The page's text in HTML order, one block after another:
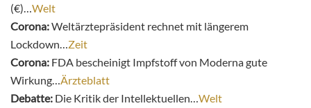
(€)… Welt
Corona:Weltärztepräsident rechnet mit längerem
Lockdown… Zeit
Corona: FDA bescheinigt Impfstoff von Moderna gute
Wirkung… Ärzteblatt
Debatte: Die Kritik der Intellektuellen… Welt